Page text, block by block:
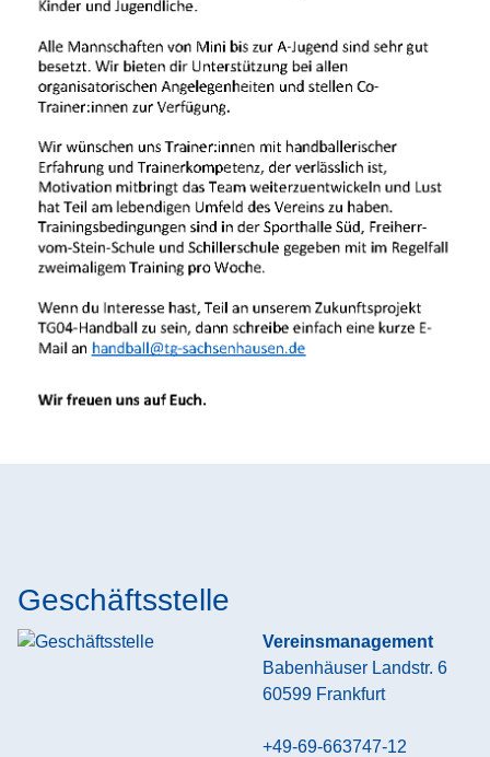
Geschäftsstelle
Vereinsmanagement
Babenhäuser Landstr. 6
60599 Frankfurt
+49-69-663747-12